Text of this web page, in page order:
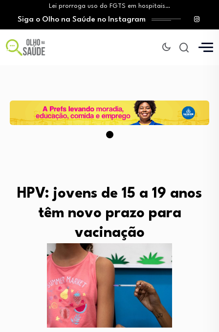
Lei prorroga uso do FGTS em hospitais…
Brasil registra alta taxa de diagnósticos tardios…
O Monte Tabor entrega à Bahia um…
Aleitamento materno: Salvador amplia ações de incentivo…
Medicamento incorporado ao SUS reduz em até…
Siga o Olho na Saúde no Instagram
HPV: jovens de 15 a 19 anos
têm novo prazo para
vacinação